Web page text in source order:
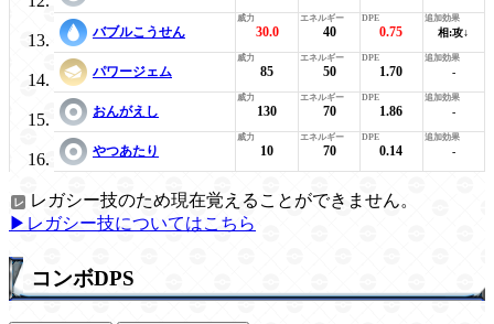
バブルこうせん 30.0 40 0.75 相:攻↓
パワージェム 85 50 1.70 -
おんがえし 130 70 1.86 -
やつあたり 10 70 0.14 -
レガシー技のため現在覚えることができません。
▶レガシー技についてはこちら
コンボDPS